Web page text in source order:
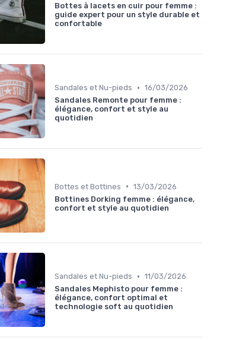
Bottes à lacets en cuir pour femme :
guide expert pour un style durable et
confortable
Sandales et Nu-pieds • 16/03/2026
Sandales Remonte pour femme :
élégance, confort et style au
quotidien
Bottes et Bottines • 13/03/2026
Bottines Dorking femme : élégance,
confort et style au quotidien
Sandales et Nu-pieds • 11/03/2026
Sandales Mephisto pour femme :
élégance, confort optimal et
technologie soft au quotidien